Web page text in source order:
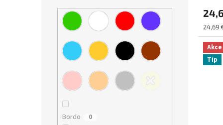
Bordo 0
Měrná
cena:
24,69
Akce
Tip